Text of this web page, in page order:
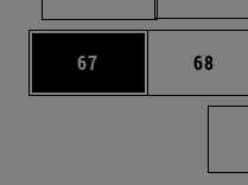
Página
67 Página
68